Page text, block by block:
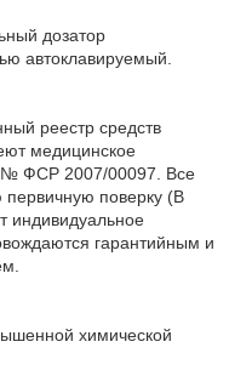
дозатор
автоклавируемый.
реестр средств
медицинское
№ ФСР 2007/00097. Все
первичную поверку (В
индивидуальное
гарантийным и
химической